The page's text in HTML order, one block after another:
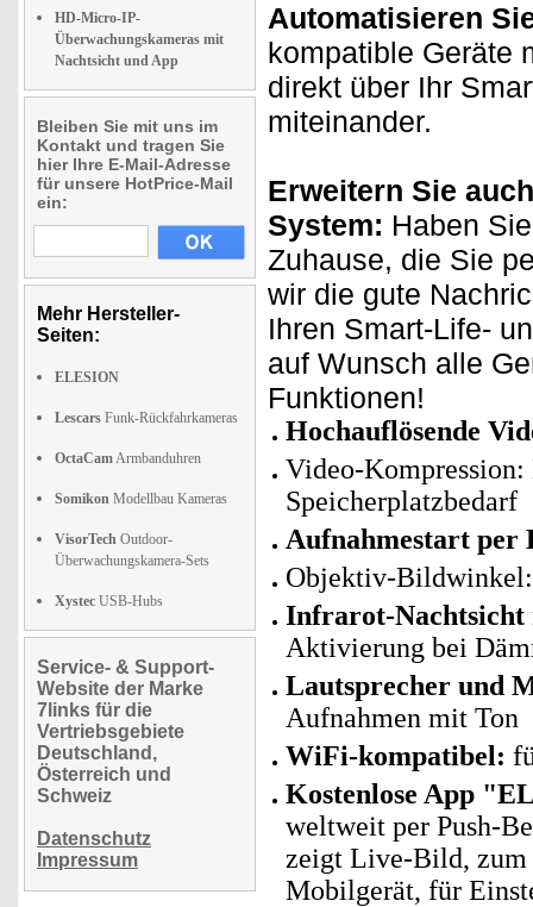
HD-Micro-IP-
Überwachungskameras mit
Nachtsicht und App
Bleiben Sie mit uns im
Kontakt und tragen Sie
hier Ihre E-Mail-Adresse
für unsere HotPrice-Mail
ein:
Mehr Hersteller-
Seiten:
ELESION
Lescars Funk-Rückfahrkameras
OctaCamArmbanduhren
Somikon Modellbau Kameras
VisorTech Outdoor-
Überwachungskamera-Sets
Xystec USB-Hubs
Service- & Support-
Website der Marke
7links für die
Vertriebsgebiete
Deutschland,
Österreich und
Schweiz
Datenschutz
Impressum
Automatisieren
kompatible Geräte
direkt über Ihr
miteinander.
Erweitern Sie
System: Haben
Zuhause, die Sie
wir die gute
Ihren Smart-Life-
auf Wunsch alle
Funktionen!
Hochauflösende
Video-
Speicherplatzbedarf
Aufnahmestart per
Objektiv-Bildwinkel:
Infrarot-Nachtsicht
Aktivierung bei
Lautsprecher und
Aufnahmen mit Ton
WiFi-kompatibel:
Kostenlose App
weltweit per Push-
zeigt Live-Bild, zum
Mobilgerät, für